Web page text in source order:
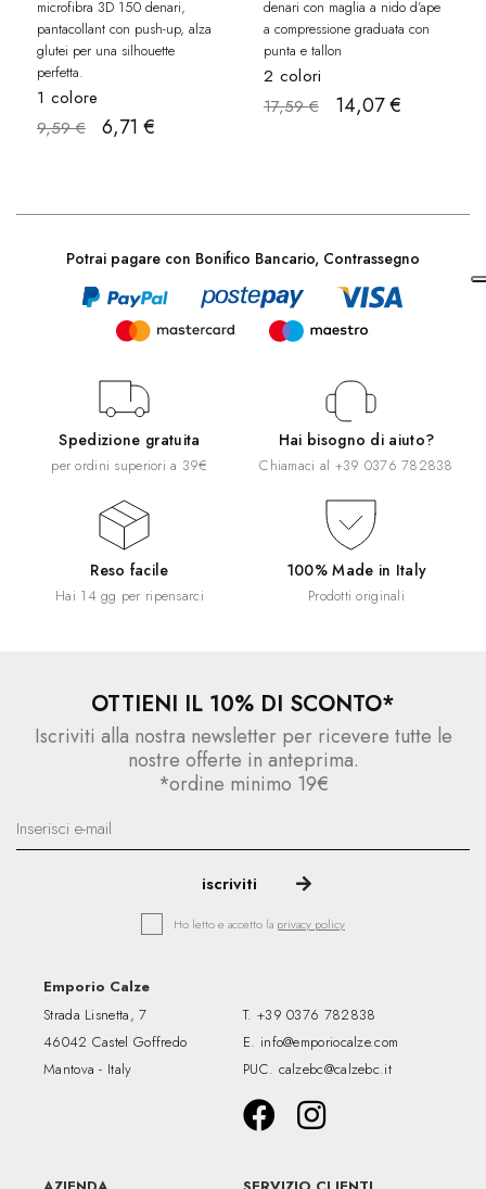
microfibra 3D 150 denari,
pantacollant con push-up, alza
glutei per una silhouette
perfetta.
1 colore
9,59 €
6,71 €
denari con maglia a nido d’ape
a compressione graduata con
punta e tallon
2 colori
17,59 €
14,07 €
Potrai pagare con Bonifico Bancario, Contrassegno
Spedizione gratuita
per ordini superiori a 39€
Hai bisogno di aiuto?
Chiamaci al +39 0376 782838
Reso facile
Hai 14 gg per ripensarci
100% Made in Italy
Prodotti originali
OTTIENI IL 10% DI SCONTO*
Iscriviti alla nostra newsletter per ricevere tutte le
nostre offerte in anteprima.
*ordine minimo 19€
Ho letto e accetto la privacy policy
Emporio Calze
Strada Lisnetta, 7
46042 Castel Goffredo
Mantova - Italy
T. +39 0376 782838
E. info@emporiocalze.com
PUC. calzebc@calzebc.it